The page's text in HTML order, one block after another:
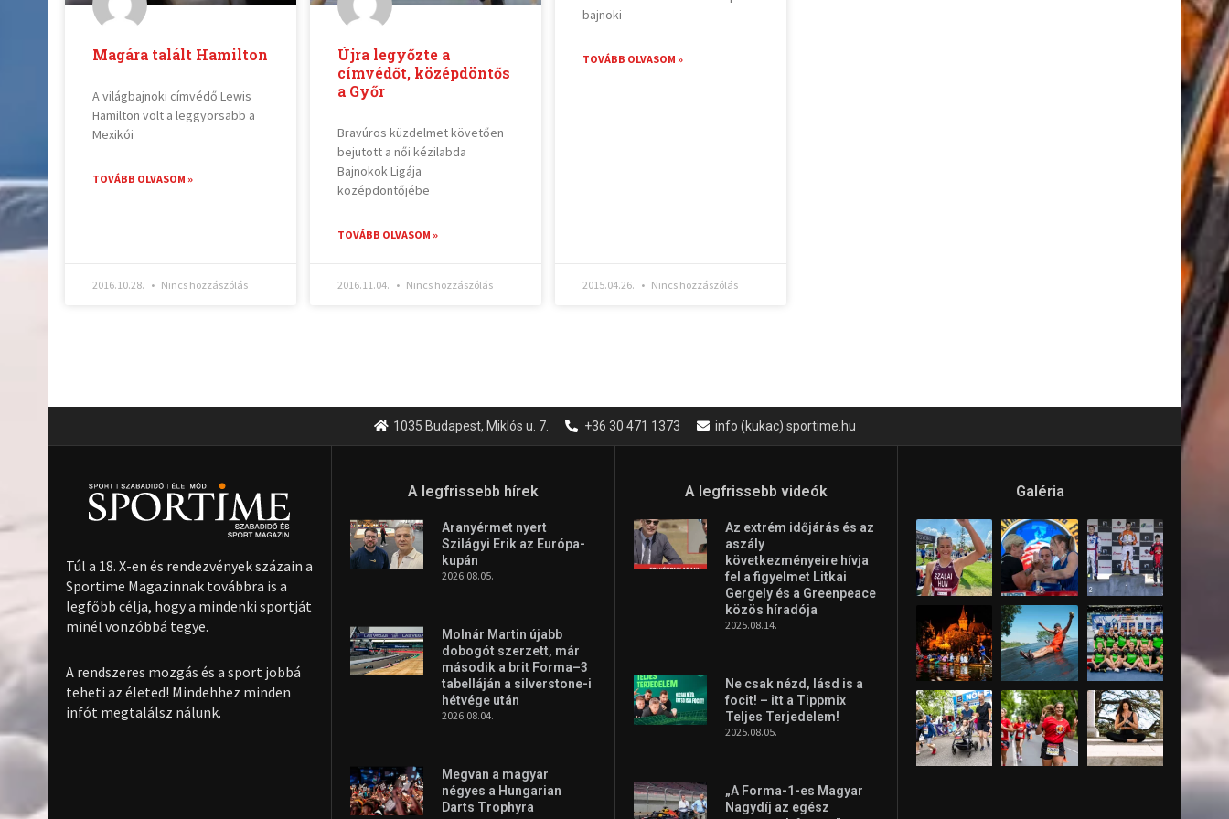
Magára talált Hamilton
A világbajnoki címvédő Lewis
Hamilton volt a leggyorsabb a
Mexikói
TOVÁBB OLVASOM »
2016.10.28. Nincs hozzászólás
Újra legyőzte a
címvédőt, középdöntős
a Győr
Bravúros küzdelmet követően
bejutott a női kézilabda
Bajnokok Ligája
középdöntőjébe
TOVÁBB OLVASOM »
2016.11.04. Nincs hozzászólás
bajnoki
TOVÁBB OLVASOM »
2015.04.26. Nincs hozzászólás
1035 Budapest, Miklós u. 7. +36 30 471 1373 info (kukac) sportime.hu
Túl a 18. X-en és rendezvények százain a
Sportime Magazinnak továbbra is a
legfőbb célja, hogy a mindenki sportját
minél vonzóbbá tegye.
A rendszeres mozgás és a sport jobbá
teheti az életed! Mindehhez minden
infót megtalálsz nálunk.
A legfrissebb hírek
Aranyérmet nyert
Szilágyi Erik az Európa-
kupán
2026.08.05.
Molnár Martin újabb
dobogót szerzett, már
második a brit Forma–3
tabelláján a silverstone-i
hétvége után
2026.08.04.
Megvan a magyar
négyes a Hungarian
Darts Trophyra
A legfrissebb videók
Az extrém időjárás és az
aszály
következményeire hívja
fel a figyelmet Litkai
Gergely és a Greenpeace
közös híradója
2025.08.14.
Ne csak nézd, lásd is a
focit! – itt a Tippmix
Teljes Terjedelem!
2025.08.05.
„A Forma-1-es Magyar
Nagydíj az egész
Galéria